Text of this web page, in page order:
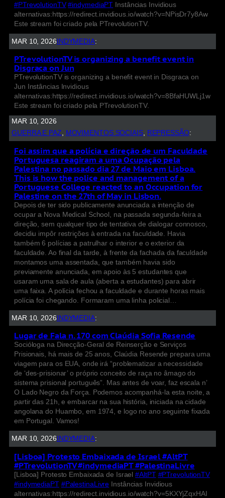
#PTrevolutionTV #indymediaPT Instâncias Invidious
alternativas:https://redirect.invidious.io/watch?v=NPisDr7y8Aw
Este stream foi criado pela PTrevolutionTV.
MAR 10, 2026 INDYMEDIA:
PTrevolutionTV is organizing a benefit event in
Disgraca on Jun
PTrevolutionTV is organizing a benefit event in Disgraca on
Jun Instâncias Invidious
alternativas:https://redirect.invidious.io/watch?v=8BfaHUWLj1w
Este stream foi criado pela PTrevolutionTV.
MAR 10, 2026
GUERRA E PAZ, MOVIMENTOS SOCIAIS, REPRESSÃO:
Foi assim que a polícia e direção de um Faculdade
Portuguesa reagiram a uma Ocupação pela
Palestina no passado dia 27 de Maio em Lisboa.
This is how the police and management of a
Portuguese College reacted to an Occupation for
Palestine on the 27th of May in Lisbon.
Depois de ter sido publicamente anunciada a intenção de
ocupar a Nova Medical School, na passada segunda-feira a
direção, sem qualquer tipo de tentativa de dialogar connosco,
decidiu impôr restrições à entrada na faculdade. Havia
também 6 polícias a patrulhar o interior e o exterior da
faculdade. Ao final da tarde, à frente da fachada da faculdade
montamos uma assentada, que também havia sido
previamente anunciada, em apoio às 5 estudantes que
usaram uma sala de aula (aberta a estudantes) para abrir
uma faixa. A polícia fechou a faculdade e durante horas mais
polícia foi chegando. Formaram uma linha policial…
MAR 10, 2026 INDYMEDIA:
Lugar de Fala n. 170 com Claúdia Sofia Resende
Socióloga na Direcção-Geral de Reinserção e Serviços
Prisionais, há mais de 25 anos, Claúdia Resende prepara uma
viagem para os EUA, onde irá “problematizar a necessidade
de ‘des-prisionar’ o próprio conceito de raça no âmago do
sistema prisional português”. Mas antes de voar, faz escala n’
O Lado Negro da Força. Podemos acompanhá-la esta noite, a
partir das 21h, e embarcar na sua história, iniciada na cidade
angolana do Huambo, em 1974, e logo no ano seguinte fixada
em Portugal. Vamos!
MAR 10, 2026 INDYMEDIA:
[Lisboa] Protesto Embaixada de Israel #AltPT
#PTrevolutionTV #indymediaPT #PalestinaLivre
[Lisboa] Protesto Embaixada de Israel#AltPT #PTrevolutionTV
#indymediaPT #PalestinaLivre Instâncias Invidious
alternativas:https://redirect.invidious.io/watch?v=5KXYjZqxHAI